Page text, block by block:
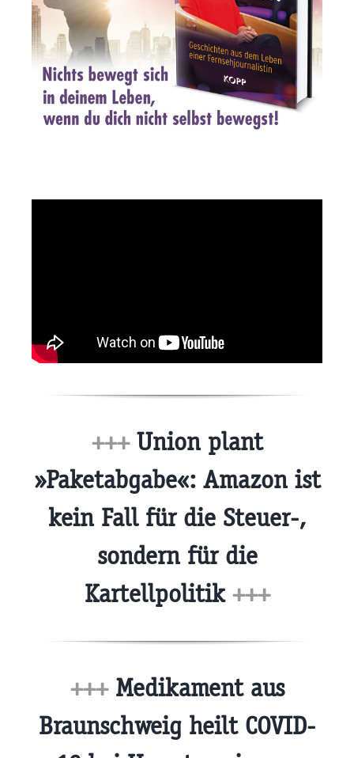
+++Union plant
»Paketabgabe«: Amazon ist
kein Fall für die Steuer-,
sondern für die
Kartellpolitik +++
+++Medikament aus
Braunschweig heilt COVID-